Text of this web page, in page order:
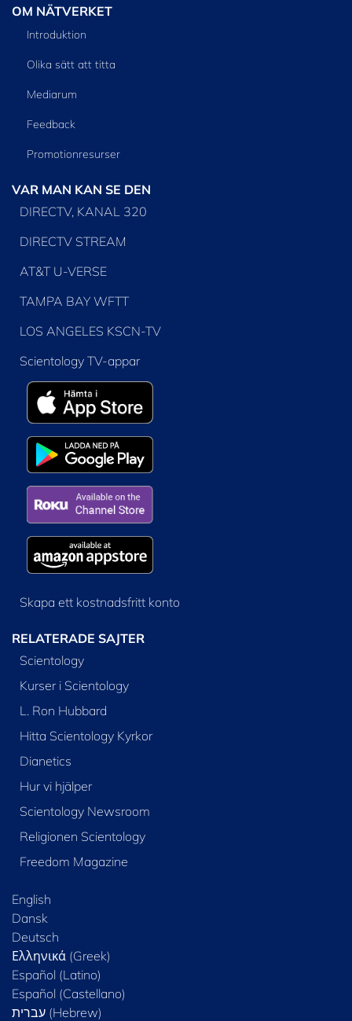
OM NÄTVERKET
Introduktion
Olika sätt att titta
Mediarum
Feedback
Promotionresurser
VAR MAN KAN SE DEN
DIRECTV, KANAL 320
DIRECTV STREAM
AT&T U-VERSE
TAMPA BAY WFTT
LOS ANGELES KSCN-TV
Scientology TV-appar
Skapa ett kostnadsfritt konto
RELATERADE SAJTER
Scientology
Kurser i Scientology
L. Ron Hubbard
Hitta Scientology Kyrkor
Dianetics
Hur vi hjälper
Scientology Newsroom
Religionen Scientology
Freedom Magazine
English
Dansk
Deutsch
Ελληνικά (Greek)
Español (Latino)
Español (Castellano)